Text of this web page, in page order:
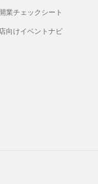
業チェックシート
向けイベントナビ